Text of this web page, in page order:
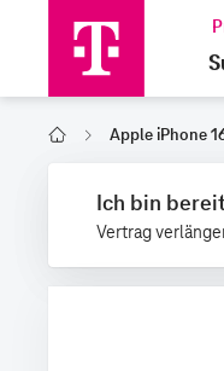
Home Apple iPhone
Ich bin
Vertrag